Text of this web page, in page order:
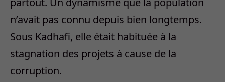
partout. Un dynamisme que la population
n’avait pas connu depuis bien longtemps.
Sous Kadhafi, elle était habituée à la
stagnation des projets à cause de la
corruption.